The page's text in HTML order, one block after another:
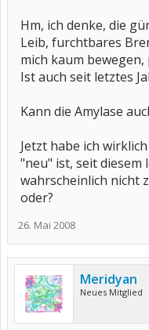
Hm, ich denke, die
Leib, furchtbares
mich kaum bewegen,
Ist auch seit letztes
Kann die Amylase
Jetzt habe ich
"neu" ist, seit
wahrscheinlich nicht
oder?
26. Mai 2008
Meridyan
Neues Mitglied